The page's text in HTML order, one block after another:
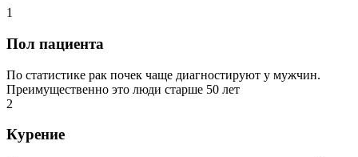
1
Пол пациента
По статистике рак почек чаще диагностируют у мужчин.
Преимущественно это люди старше 50 лет
2
Курение